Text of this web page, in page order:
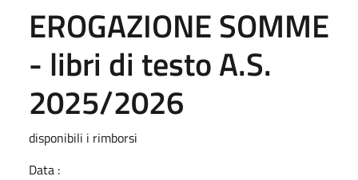
EROGAZIONE SOMME
- libri di testo A.S.
2025/2026
disponibili i rimborsi
Data :